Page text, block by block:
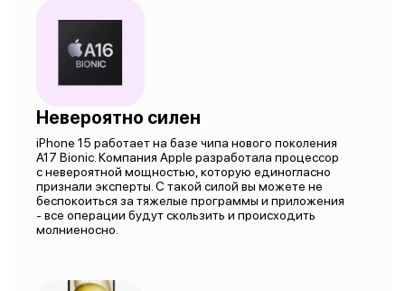
Невероятно силен
iPhone 15 работает на базе чипа нового поколения
A17 Bionic. Компания Apple разработала процессор
с невероятной мощностью, которую единогласно
признали эксперты. С такой силой вы можете не
беспокоиться за тяжелые программы и приложения
- все операции будут скользить и происходить
молниеносно.